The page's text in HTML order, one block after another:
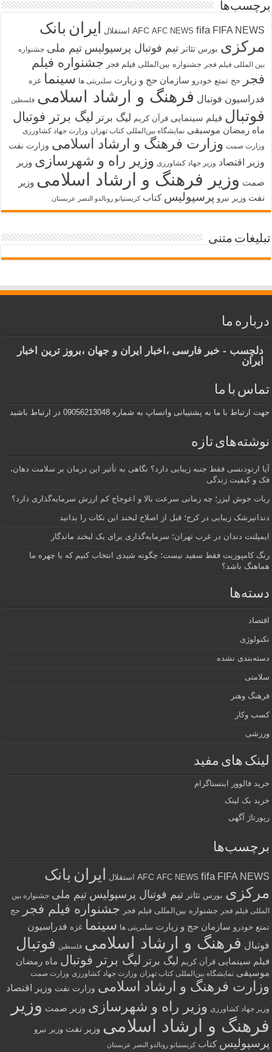
برچسب‌ها
AFC AFC NEWS fifa FIFA NEWS استقلال ایران بانک
مرکزی بورس تئاتر تیم فوتبال پرسپولیس تیم ملی جشنواره
بین المللی فیلم فجر جشنواره بین‌المللی فیلم فجر جشنواره فیلم
فجر
حج تمتع خودرو سازمان حج و زیارت سلبریتی ها سینما غزه
فدراسیون فوتبال فرهنگ و ارشاد اسلامی فلسطین
فوتبال فیلم سینمایی قرآن کریم لیگ برتر لیگ برتر فوتبال
ماه رمضان موسیقی نمایشگاه بین‌المللی کتاب تهران وزارت جهاد کشاورزی
وزارت صمت وزارت فرهنگ و ارشاد اسلامی وزارت نفت
وزیر اقتصاد وزیر جهاد کشاورزی وزیر راه و شهرسازی وزیر
صمت وزیر فرهنگ و ارشاد اسلامی وزیر
نفت وزیر نیرو پرسپولیس کتاب کریستیانو رونالدو النصر عربستان
تبلیغات متنی
درباره ما
دلچسب - خبر فارسی ،اخبار ایران و جهان ،بروز ترین اخبار
ایران
تماس با ما
جهت ارتباط با ما به پشتیبانی واتساپ به شماره 09056213048 در ارتباط باشید
نوشته‌های تازه
آیا ارتودنسی فقط جنبه زیبایی دارد؟ نگاهی به تأثیر این درمان بر سلامت دهان،
فک و کیفیت زندگی
ربات جوش لیزر؛ چه زمانی سرعت بالا و اعوجاج کم ارزش سرمایه‌گذاری دارد؟
دندانپزشک زیبایی در کرج؛ قبل از اصلاح لبخند این نکات را بدانید
ایمپلنت دندان در غرب تهران؛ سرمایه‌گذاری برای یک لبخند ماندگار
رنگ کامپوزیت فقط سفید نیست؛ چگونه شیدی انتخاب کنیم که با چهره ما
هماهنگ باشد؟
دسته‌ها
اقتصاد
تکنولوژی
دسته‌بندی نشده
سلامتی
فرهنگ وهنر
کسب وکار
ورزشی
لینک های مفید
خرید فالوور اینستاگرام
خرید بک لینک
رپورتاژ آگهی
برچسب‌ها
AFC AFC NEWS fifa FIFA NEWS استقلال ایران بانک
مرکزی بورس تئاتر تیم فوتبال پرسپولیس تیم ملی جشنواره بین
المللی فیلم فجر جشنواره بین‌المللی فیلم فجر جشنواره فیلم فجر
حج
تمتع خودرو سازمان حج و زیارت سلبریتی ها سینما غزه فدراسیون
فوتبال فرهنگ و ارشاد اسلامی فلسطین فوتبال
فیلم سینمایی قرآن کریم لیگ برتر لیگ برتر فوتبال ماه رمضان
موسیقی نمایشگاه بین‌المللی کتاب تهران وزارت جهاد کشاورزی وزارت صمت
وزارت فرهنگ و ارشاد اسلامی وزارت نفت وزیر اقتصاد
وزیر جهاد کشاورزی وزیر راه و شهرسازی وزیر صمت وزیر
فرهنگ و ارشاد اسلامی وزیر نفت وزیر نیرو
پرسپولیس کتاب کریستیانو رونالدو النصر عربستان